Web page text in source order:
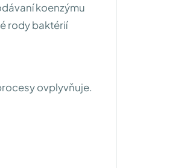
koenzýmu
rody baktérií
ovplyvňuje.